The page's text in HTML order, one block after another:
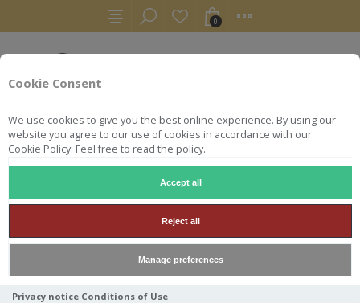
Cookie Consent
We use cookies to give you the best online experience. By using our
website you agree to our use of cookies in accordance with our
Cookie Policy. Feel free to read the policy.
Accept all
Reject all
Manage preferences
Privacy notice Conditions of Use
0
LMDR COFFRET DECOUVERTE
3X20CL 45°